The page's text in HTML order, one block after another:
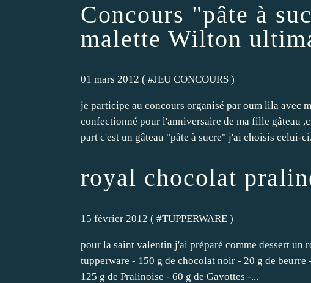
Concours "pâte à
malette Wilton
01 mars 2012 ( #JEU CONCOURS )
je participe au concours organisé par oum lila avec
confectionné pour l'anniversaire de ma fille gâteau
part c'est un gâteau "pâte à sucre" j'ai choisis celui-
royal chocolat
15 février 2012 ( #TUPPERWARE )
pour la saint valentin j'ai préparé comme dessert
tupperware - 150 g de chocolat noir - 20 g de
125 g de Pralinoise - 60 g de Gavottes -...